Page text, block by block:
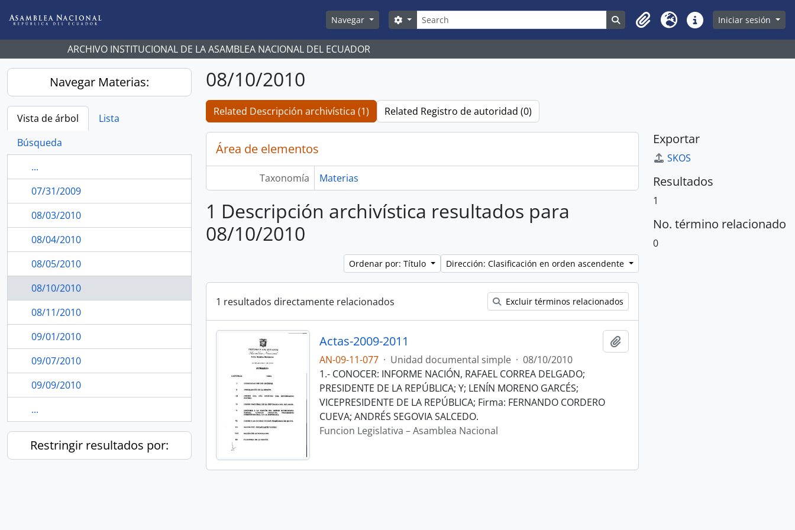
Navegar
Búsqueda
Search options Search in browse page
Clipboard
Idioma Enlaces rápidos
Iniciar sesión
ARCHIVO INSTITUCIONAL DE LA ASAMBLEA NACIONAL DEL ECUADOR
Navegar Materias:
Vista de árbol
Lista
Búsqueda
...
07/31/2009
08/03/2010
08/04/2010
08/05/2010
08/10/2010
08/11/2010
09/01/2010
09/07/2010
09/09/2010
...
Restringir resultados por:
08/10/2010
Related Descripción archivística (1) Related Registro de autoridad (0)
Área de elementos
Taxonomía Materias
1 Descripción archivística resultados para
08/10/2010
Ordenar por: Título Dirección: Clasificación en orden ascendente
1 resultados directamente relacionados Excluir términos relacionados
Actas-2009-2011
AN-09-11-077 · Unidad documental simple · 08/10/2010
1.- CONOCER: INFORME NACIÓN, RAFAEL CORREA DELGADO;
PRESIDENTE DE LA REPÚBLICA; Y; LENÍN MORENO GARCÉS;
VICEPRESIDENTE DE LA REPÚBLICA; Firma: FERNANDO CORDERO
CUEVA; ANDRÉS SEGOVIA SALCEDO.
Funcion Legislativa – Asamblea Nacional
Exportar
SKOS
Resultados
1
No. término relacionado
0